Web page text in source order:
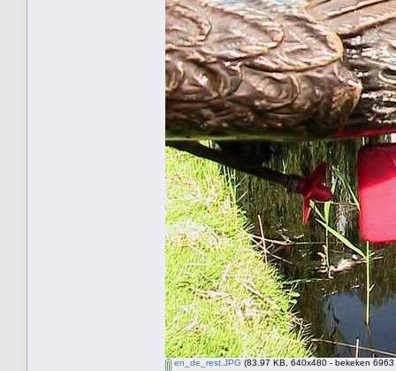
en_de_rest.JPG (83.97 KB, 640x480 - bekeken 6963